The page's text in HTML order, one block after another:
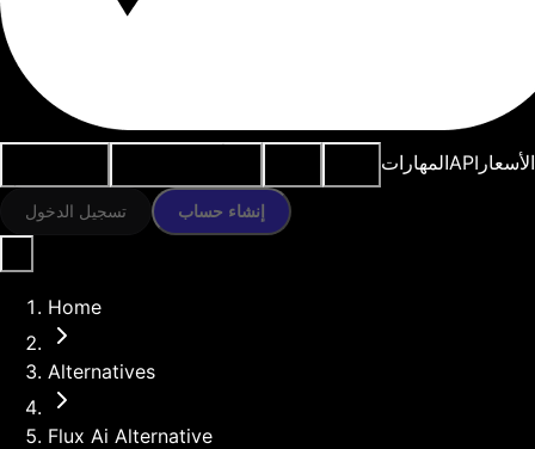
المهاراتAPI الأسعار
تسجيل الدخول إنشاء حساب
Home
Alternatives
Flux Ai Alternative